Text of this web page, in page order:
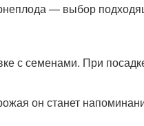
— выбор
с семенами. При
он станет